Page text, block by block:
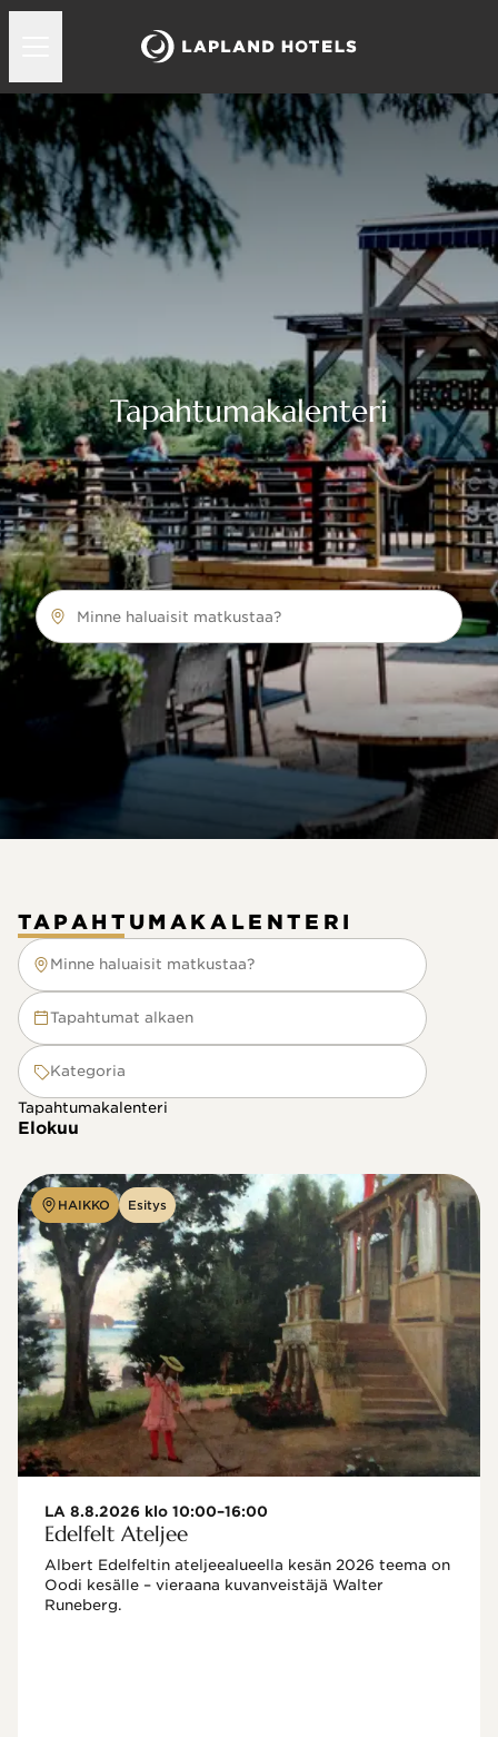
Tapahtumakalenteri
Minne haluaisit matkustaa?
TAPAHTUMAKALENTERI
Minne haluaisit matkustaa?
Minne haluaisit matkustaa?
Tapahtumat alkaen
Kategoria
Tapahtumakalenteri
Elokuu
HAIKKO Esitys
LA 8.8.2026 klo 10:00–16:00
Edelfelt Ateljee
Albert Edelfeltin ateljeealueella kesän 2026 teema on
Oodi kesälle – vieraana kuvanveistäjä Walter